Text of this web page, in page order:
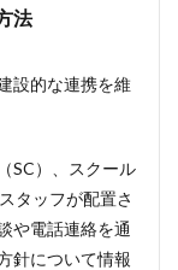
法
設的な連携を維
SC）、スクール
タッフが配置さ
や電話連絡を通
針について情報